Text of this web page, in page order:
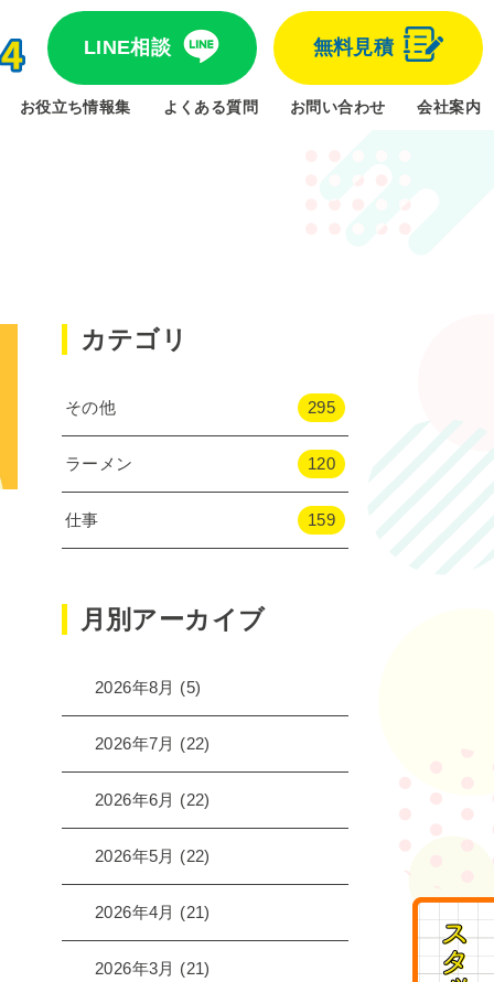
LINE相談 無料見積
お役立ち情報集 よくある質問 お問い合わせ 会社案内
カテゴリ
その他 295
ラーメン 120
仕事 159
月別アーカイブ
2026年8月 (5)
2026年7月 (22)
2026年6月 (22)
2026年5月 (22)
2026年4月 (21)
2026年3月 (21)